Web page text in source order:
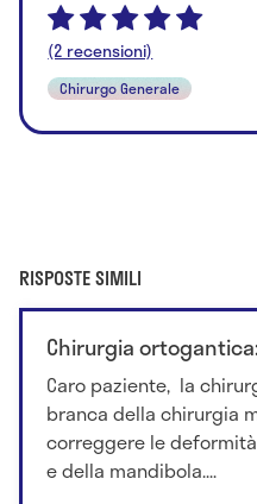
(2 recensioni)
Chirurgo Generale
RISPOSTE SIMILI
Chirurgia
Caro paziente, la
branca della chirurgia
correggere le
e della mandibola....